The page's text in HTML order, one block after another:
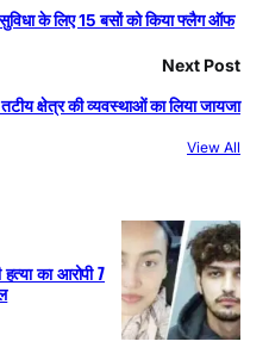
के लिए 15 बसों को किया फ्लैग ऑफ
Next Post
क्षेत्र की व्यवस्थाओं का लिया जायजा
View All
का आरोपी 7